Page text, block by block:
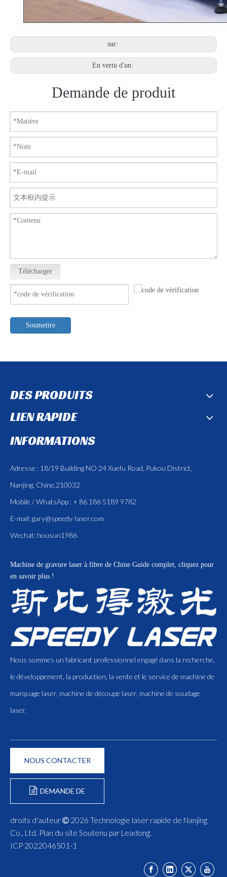
sur:
En vertu d'un:
Demande de produit
Télécharger
Soumettre
DES PRODUITS
LIEN RAPIDE
INFORMATIONS
Adresse : 18/19 Building NO 24 Xuefu Road, Pukou District,
Nanjing, Chine.210032
Mobile / WhatsApp : + 86 186 5189 9782
E-mail:gary@speedy-laser.com
Wechat: housun1986
Machine de gravure laser à fibre de Chine Guide complet, cliquez pour
en savoir plus !
Nous sommes un fabricant professionnel engagé dans la recherche,
le développement, la production, la vente et le service de machine de
marquage laser, machine de découpe laser, machine de soudage
laser.
NOUS CONTACTER
DEMANDE DE
FORMULAIRE
droits d'auteur  2026 Technologie laser rapide de Nanjing
Co., Ltd. Plan du site Soutenu par Leadong.
ICP 2022046501-1